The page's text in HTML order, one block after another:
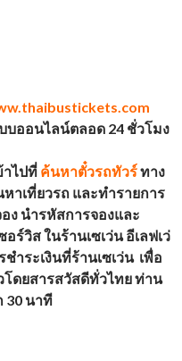
บออนไลน์ตลอด 24 ชั่วโมง
าไปที่ ค้นหาตั๋วรถทัวร์ทาง
าเที่ยวรถ และทำรายการ
ง นำรหัสการจองและ
ร์วิส ในร้านเซเว่น อีเลฟเว่
ระเงินที่ร้านเซเว่น เพื่อ
ดยสารสวัสดีทั่วไทยท่าน
30 นาที